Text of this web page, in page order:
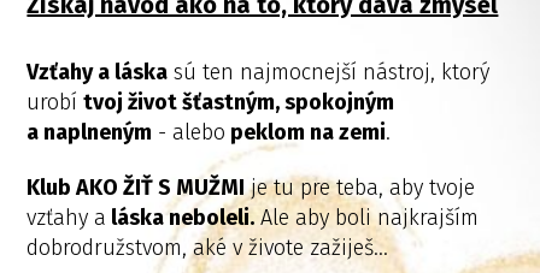
Vzťahy a láska sú ten najmocnejší nástroj, ktorý
urobítvoj život šťastným, spokojným
a naplneným - alebo peklom na zemi.
Klub AKO ŽIŤ S MUŽMIje tu pre teba, aby tvoje
vzťahy a láska neboleli. Ale aby boli najkrajším
dobrodružstvom, aké v živote zažiješ...